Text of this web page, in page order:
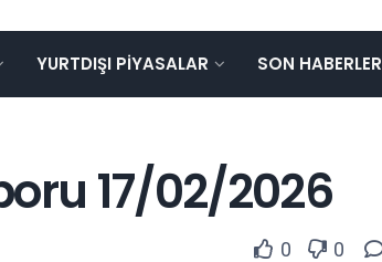
YURTDIŞI PIYASALAR SON HABERLER
17/02/2026
0 0